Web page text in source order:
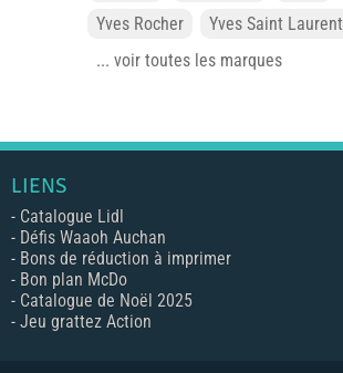
Yves Rocher
Yves Saint Laurent
... voir toutes les marques
LIENS
- Catalogue Lidl
- Défis Waaoh Auchan
- Bons de réduction à imprimer
- Bon plan McDo
- Catalogue de Noël 2025
- Jeu grattez Action